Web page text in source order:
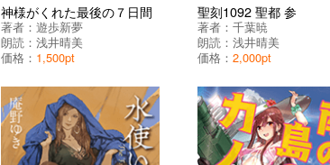
神様がくれた最後の７日間
著者： 遊歩新夢
朗読： 浅井晴美
価格： 1,500pt
聖刻1092 聖都 参
著者：千葉暁
朗読：浅井晴美
価格：2,000pt